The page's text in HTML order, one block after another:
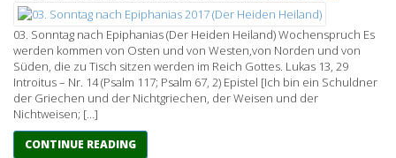
03. Sonntag nach Epiphanias (Der Heiden Heiland) Wochenspruch Es
werden kommen von Osten und von Westen,von Norden und von
Süden, die zu Tisch sitzen werden im Reich Gottes. Lukas 13, 29
Introitus – Nr. 14 (Psalm 117; Psalm 67, 2) Epistel [Ich bin ein Schuldner
der Griechen und der Nichtgriechen, der Weisen und der
Nichtweisen; […]
CONTINUE READING